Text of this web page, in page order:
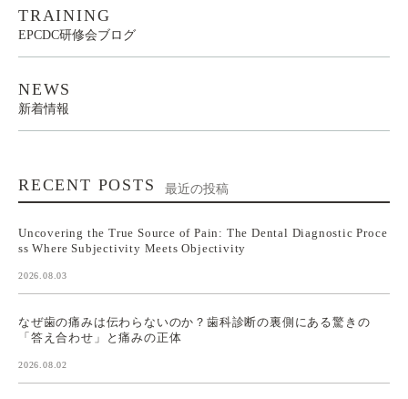
TRAINING
EPCDC研修会ブログ
NEWS
新着情報
RECENT POSTS 最近の投稿
Uncovering the True Source of Pain: The Dental Diagnostic Proce
ss Where Subjectivity Meets Objectivity
2026.08.03
なぜ歯の痛みは伝わらないのか？歯科診断の裏側にある驚きの
「答え合わせ」と痛みの正体
2026.08.02